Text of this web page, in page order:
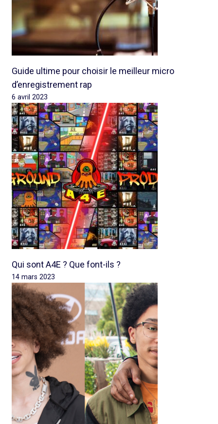
Guide ultime pour choisir le meilleur micro
d’enregistrement rap
6 avril 2023
Qui sont A4E ? Que font-ils ?
14 mars 2023